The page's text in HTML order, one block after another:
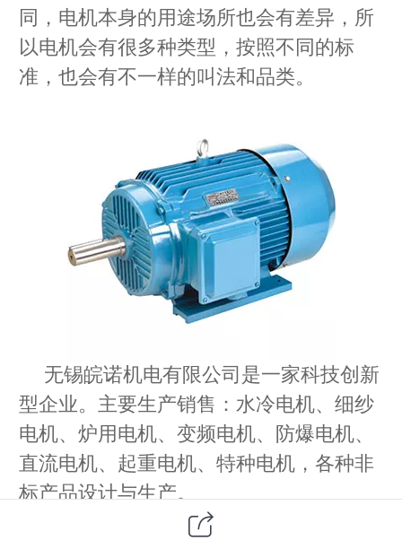
同，电机本身的用途场所也会有差异，所
以电机会有很多种类型，按照不同的标
准，也会有不一样的叫法和品类。
无锡皖诺机电有限公司是一家科技创新
型企业。主要生产销售：水冷电机、细纱
电机、炉用电机、变频电机、防爆电机、
直流电机、起重电机、特种电机，各种非
标产品设计与生产。
下面皖诺小编分享一下电动机厂家之电